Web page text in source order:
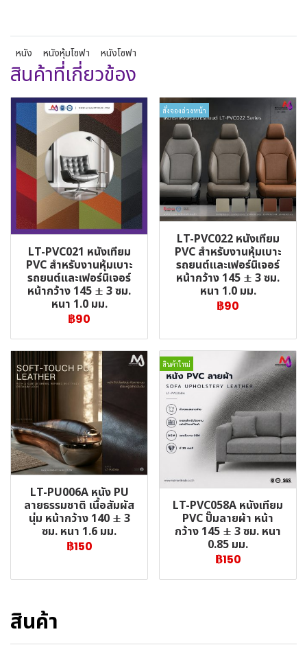
หนัง หนังหุ้มโซฟา หนังโซฟา
สินค้าที่เกี่ยวข้อง
LT-PVC021 หนังเทียม
PVC สำหรับงานหุ้มเบาะ
รถยนต์และเฟอร์นิเจอร์
หน้ากว้าง 145 ± 3 ซม.
หนา 1.0 มม.
฿90
สั่งจองล่วงหน้า
LT-PVC022 หนังเทียม
PVC สำหรับงานหุ้มเบาะ
รถยนต์และเฟอร์นิเจอร์
หน้ากว้าง 145 ± 3 ซม.
หนา 1.0 มม.
฿90
LT-PU006A หนัง PU
ลายธรรมชาติ เนื้อสัมผัส
นุ่ม หน้ากว้าง 140 ± 3
ซม. หนา 1.6 มม.
฿150
สินค้าใหม่
LT-PVC058A หนังเทียม
PVC ปั๊มลายผ้า หน้า
กว้าง 145 ± 3 ซม. หนา
0.85 มม.
฿150
สินค้า